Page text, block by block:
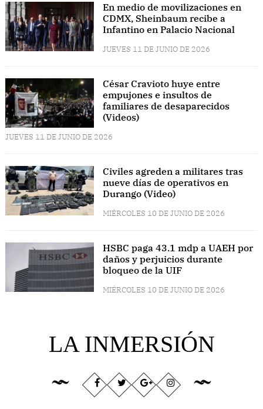
En medio de movilizaciones en
CDMX, Sheinbaum recibe a
Infantino en Palacio Nacional
JUEVES 11 DE JUNIO DE 2026
César Cravioto huye entre
empujones e insultos de
familiares de desaparecidos
(Videos)
JUEVES 11 DE JUNIO DE 2026
Civiles agreden a militares tras
nueve días de operativos en
Durango (Video)
MIÉRCOLES 10 DE JUNIO DE 2026
HSBC paga 43.1 mdp a UAEH por
daños y perjuicios durante
bloqueo de la UIF
MIÉRCOLES 10 DE JUNIO DE 2026
LA INMERSIÓN